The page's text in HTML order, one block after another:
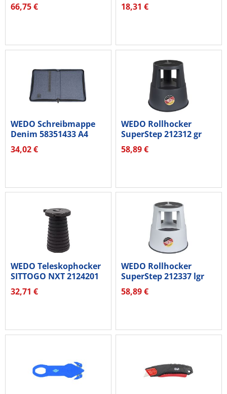
66,75 €
18,31 €
WEDO Schreibmappe
Denim 58351433 A4
34,02 €
WEDO Rollhocker
SuperStep 212312 gr
58,89 €
WEDO Teleskophocker
SITTOGO NXT 2124201
sw
32,71 €
WEDO Rollhocker
SuperStep 212337 lgr
58,89 €